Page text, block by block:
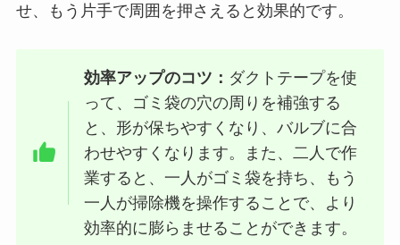
せ、もう片手で周囲を押さえると効果的です。
効率アップのコツ： ダクトテープを使
って、ゴミ袋の穴の周りを補強する
と、形が保ちやすくなり、バルブに合
わせやすくなります。また、二人で作
業すると、一人がゴミ袋を持ち、もう
一人が掃除機を操作することで、より
効率的に膨らませることができます。